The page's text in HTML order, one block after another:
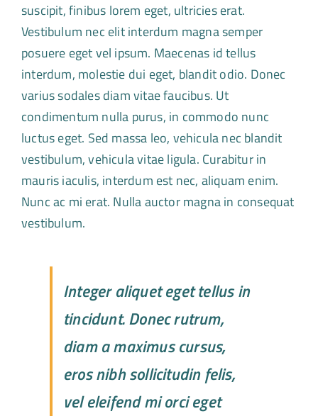
suscipit, finibus lorem eget, ultricies erat.
Vestibulum nec elit interdum magna semper
posuere eget vel ipsum. Maecenas id tellus
interdum, molestie dui eget, blandit odio. Donec
varius sodales diam vitae faucibus. Ut
condimentum nulla purus, in commodo nunc
luctus eget. Sed massa leo, vehicula nec blandit
vestibulum, vehicula vitae ligula. Curabitur in
mauris iaculis, interdum est nec, aliquam enim.
Nunc ac mi erat. Nulla auctor magna in consequat
vestibulum.
Integer aliquet eget tellus in
tincidunt. Donec rutrum,
diam a maximus cursus,
eros nibh sollicitudin felis,
vel eleifend mi orci eget